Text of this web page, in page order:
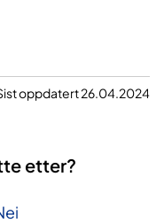
oppdatert 26.04.2024
etter?